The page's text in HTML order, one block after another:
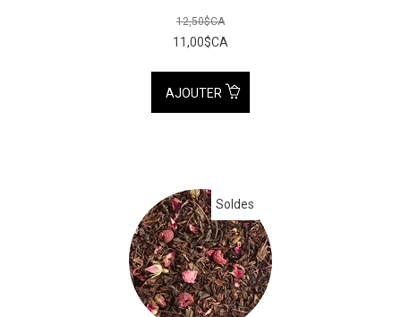
12,50$CA
11,00$CA
AJOUTER
Soldes